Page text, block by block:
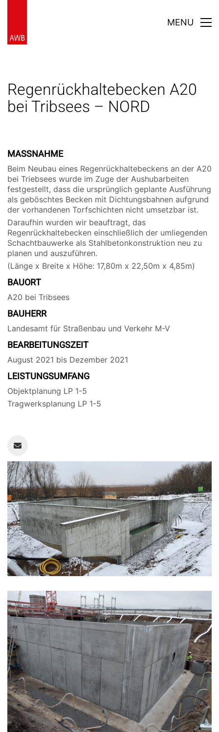
MENU
Regenrückhaltebecken A20
bei Tribsees – NORD
MASSNAHME
Beim Neubau eines Regenrückhaltebeckens an der A20
bei Triebsees wurde im Zuge der Aushubarbeiten
festgestellt, dass die ursprünglich geplante Ausführung
als geböschtes Becken mit Dichtungsbahnen aufgrund
der vorhandenen Torfschichten nicht umsetzbar ist.
Daraufhin wurden wir beauftragt, das
Regenrückhaltebecken einschließlich der umliegenden
Schachtbauwerke als Stahlbetonkonstruktion neu zu
planen und auszuführen.
(Länge x Breite x Höhe: 17,80m x 22,50m x 4,85m)
BAUORT
A20 bei Tribsees
BAUHERR
Landesamt für Straßenbau und Verkehr M-V
BEARBEITUNGSZEIT
August 2021 bis Dezember 2021
LEISTUNGSUMFANG
Objektplanung LP 1-5
Tragwerksplanung LP 1-5